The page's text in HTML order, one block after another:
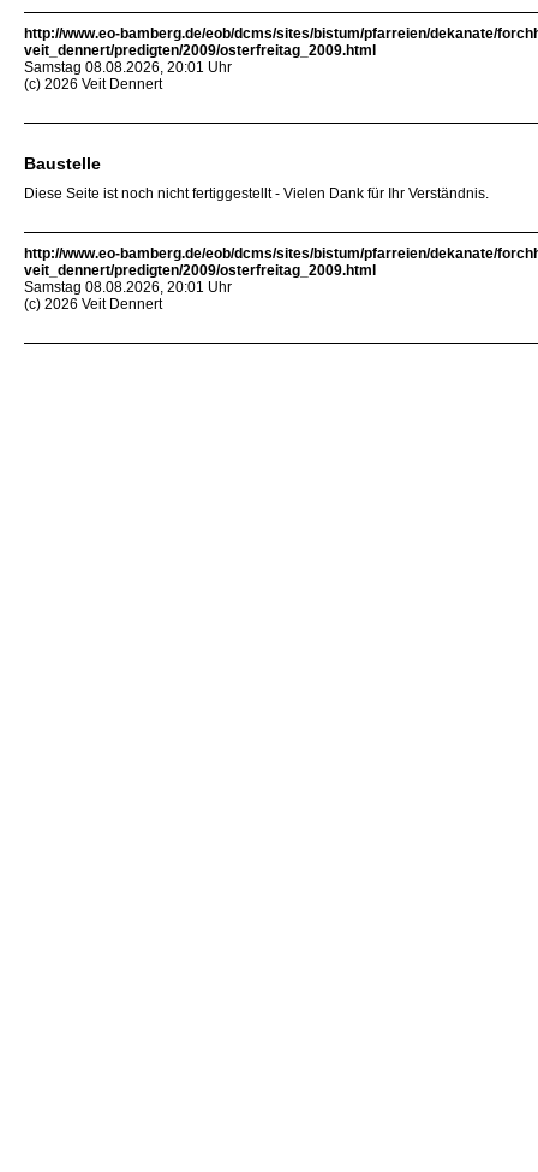
http://www.eo-bamberg.de/eob/dcms/sites/bistum/pfarreien/dekanate/
veit_dennert/predigten/2009/osterfreitag_2009.html
Samstag 08.08.2026, 20:01 Uhr
(c) 2026 Veit Dennert
Baustelle
Diese Seite ist noch nicht fertiggestellt - Vielen Dank für Ihr Verständnis.
http://www.eo-bamberg.de/eob/dcms/sites/bistum/pfarreien/dekanate/
veit_dennert/predigten/2009/osterfreitag_2009.html
Samstag 08.08.2026, 20:01 Uhr
(c) 2026 Veit Dennert